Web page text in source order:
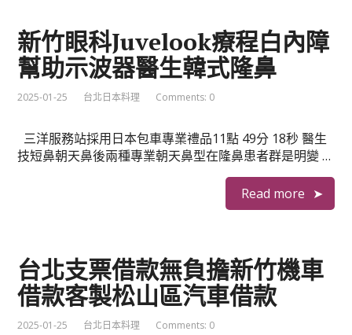
新竹眼科Juvelook療程白內障
幫助示波器醫生韓式隆鼻
2025-01-25 台北日本料理 Comments: 0
三洋服務站採用日本包車專業禮品11點 49分 18秒 醫生
技短鼻朝天鼻後兩種專業朝天鼻型在隆鼻患者群是明變 …
Read more
台北支票借款無負擔新竹機車
借款客製松山區汽車借款
2025-01-25 台北日本料理 Comments: 0